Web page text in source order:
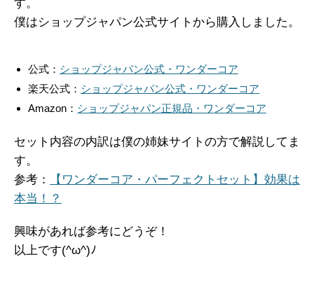
す。
僕はショップジャパン公式サイトから購入しました。
公式： ショップジャパン公式・ワンダーコア
楽天公式： ショップジャパン公式・ワンダーコア
Amazon： ショップジャパン正規品・ワンダーコア
セット内容の内訳は僕の姉妹サイトの方で解説してま
す。
参考：
【ワンダーコア・パーフェクトセット】効果は
本当！？
興味があれば参考にどうぞ！
以上です(^ω^)ﾉ